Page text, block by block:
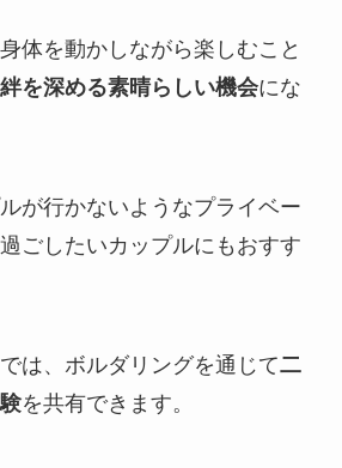
体を動かしながら楽しむこと
絆を深める素晴らしい機会にな
が行かないようなプライベー
ごしたいカップルにもおすす
は、ボルダリングを通じて二
を共有できます。